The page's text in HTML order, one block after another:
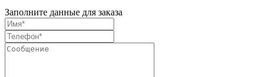
Заполните данные для заказа